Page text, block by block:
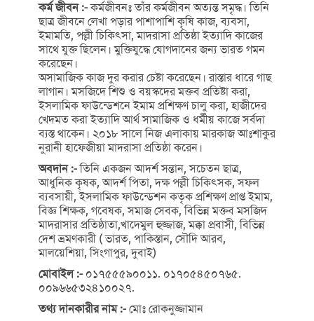
কর্ম জীবন :-কর্মজীবনঃ তাঁর কর্মজীবন অত্যন্ত সমৃদ্ধ। তিনি
ছাত্র জীবনে লেখা পড়ার পাশাপাশি কৃষি কাজ, ব্যবসা,
ইমামতি, পল্লী চিকিৎসা, মাদরাসা প্রতিষ্ঠা ইত্যাদি কাজের
সাথে যুক্ত ছিলেন। মুক্তিযুদ্ধে যোগদানের জন্য ভারত গমন
করেছেন।
অসামাজিক কাজ দুর করার চেষ্টা করেছেন। রাস্তার ধারে গাছ
লাগান। মসজিদে শিশু ও বয়স্কদের মক্তব প্রতিষ্টা করা,
ইসলামিক ফাউন্ডেশনে ইমাম প্রশিক্ষণ চালু করা, হাজীদের
খেদমত করা ইত্যাদি আর্থ সামাজিক ও ধর্মীয় কাজে সর্বদা
ব্যস্ত থাকেন। ২০১৮ সালে নিজ এলাকায় মারকাজ আঃশাকুর
নুরানী হাফেজীয়া মাদরাসা প্রতিষ্ঠা করেন।
অবদান :-তিনি একজন আদর্শ সন্তান, সচেতন ছাত্র,
আধুনিক কৃষক, আদর্শ পিতা, দক্ষ পল্লী চিকিৎসক, সফল
ব্যবসায়ী, ইসলামিক ফাউন্ডেশন কতৃক প্রশিক্ষণ প্রাপ্ত ইমাম,
বিজ্ঞ শিক্ষক, গবেষক, সমাজ সেবক, বিভিন্ন মক্তব মসজিদ
মাদরাসার প্রতিষ্ঠাতা,খাদেমুল হুজ্জাজ, মক্কা প্রবাসী, বিভিন্ন
দেশ ভ্রমণকারী ( ভারত, পাকিস্তান, সৌদি আরব,
মালয়েশিয়া, সিংগাপুর, দুবাই)
মোবাইল :- ০১৭৫৫৫৯০০১১. ০১৭০৫৪৫০৭৬৫.
০০৯৬৬৫৩২৪১০০২৭.
তথ্য দানকারীর নাম :- মোঃ রোকনুজ্জামান